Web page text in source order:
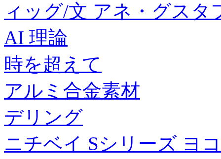
ィッグ/文 アネ・グス
AI 理論
時を超えて
アルミ合金素材
デリング
ニチベイ Sシリーズ ヨ